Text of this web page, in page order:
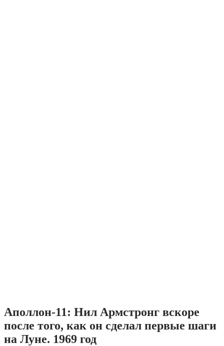
Аполлон-11: Нил Армстронг вскоре
после того, как он сделал первые шаги
на Луне. 1969 год